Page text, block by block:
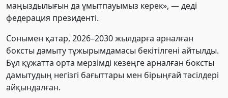
маңыздылығын да ұмытпауымыз керек», — деді
федерация президенті.
Сонымен қатар, 2026–2030 жылдарға арналған
боксты дамыту тұжырымдамасы бекітілгені айтылды.
Бұл құжатта орта мерзімді кезеңге арналған боксты
дамытудың негізгі бағыттары мен бірыңғай тәсілдері
айқындалған.